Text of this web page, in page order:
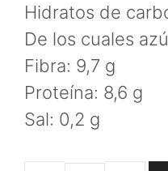
Hidratos de
De los cuales
Fibra: 9,7 g
Proteína: 8,6 g
Sal: 0,2 g